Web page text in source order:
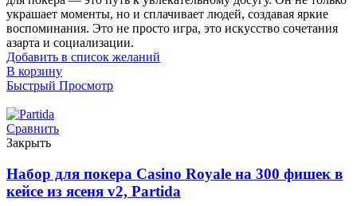
украшает моменты, но и сплачивает людей, создавая яркие
воспоминания. Это не просто игра, это искусство сочетания
азарта и социализации.
Добавить в список желаний
В корзину
Быстрый Просмотр
Сравнить
Закрыть
Набор для покера Casino Royale на 300 фишек в
кейсе из ясеня v2, Partida